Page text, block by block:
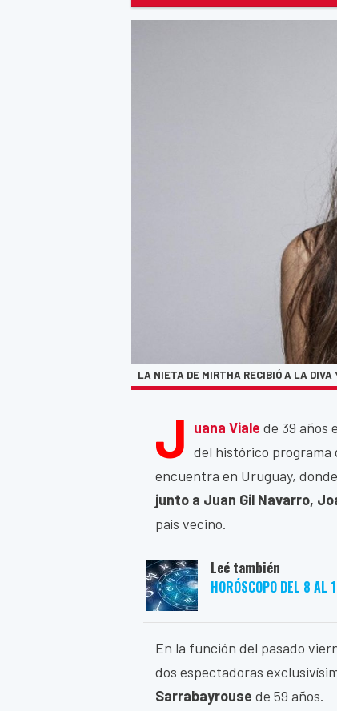
LA NIETA DE MIRTHA RECIBIÓ A LA DIVA
J uana Viale de 39 años
del histórico programa
encuentra en Uruguay,
junto a Juan Gil Navarro,
país vecino.
Leé también
HORÓSCOPO DEL 8 AL
En la función del pasado
dos espectadoras
Sarrabayrouse de 59 años.